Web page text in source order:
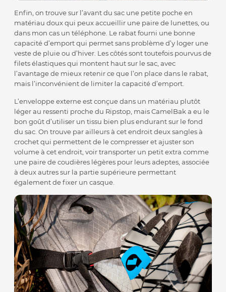
Enfin, on trouve sur l’avant du sac une petite poche en
matériau doux qui peux accueillir une paire de lunettes, ou
dans mon cas un téléphone. Le rabat fourni une bonne
capacité d’emport qui permet sans problème d’y loger une
veste de pluie ou d’hiver. Les côtés sont toutefois pourvus de
filets élastiques qui montent haut sur le sac, avec
l’avantage de mieux retenir ce que l’on place dans le rabat,
mais l’inconvénient de limiter la capacité d’emport.
L’enveloppe externe est conçue dans un matériau plutôt
léger au ressenti proche du Ripstop, mais CamelBak a eu le
bon goût d’utiliser un tissu bien plus endurant sur le fond
du sac. On trouve par ailleurs à cet endroit deux sangles à
crochet qui permettent de le compresser et ajuster son
volume à cet endroit, voir transporter un petit extra comme
une paire de coudières légères pour leurs adeptes, associée
à deux autres sur la partie supérieure permettant
également de fixer un casque.